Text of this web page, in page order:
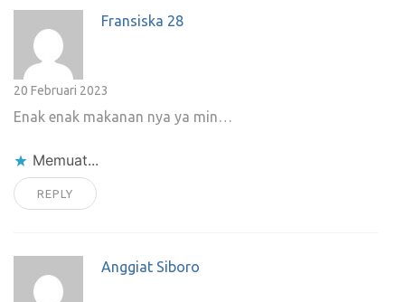
Fransiska 28
20 Februari 2023
Enak enak makanan nya ya min…
Memuat...
REPLY
Anggiat Siboro